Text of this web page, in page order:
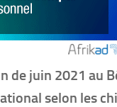
de juin 2021 au
selon les